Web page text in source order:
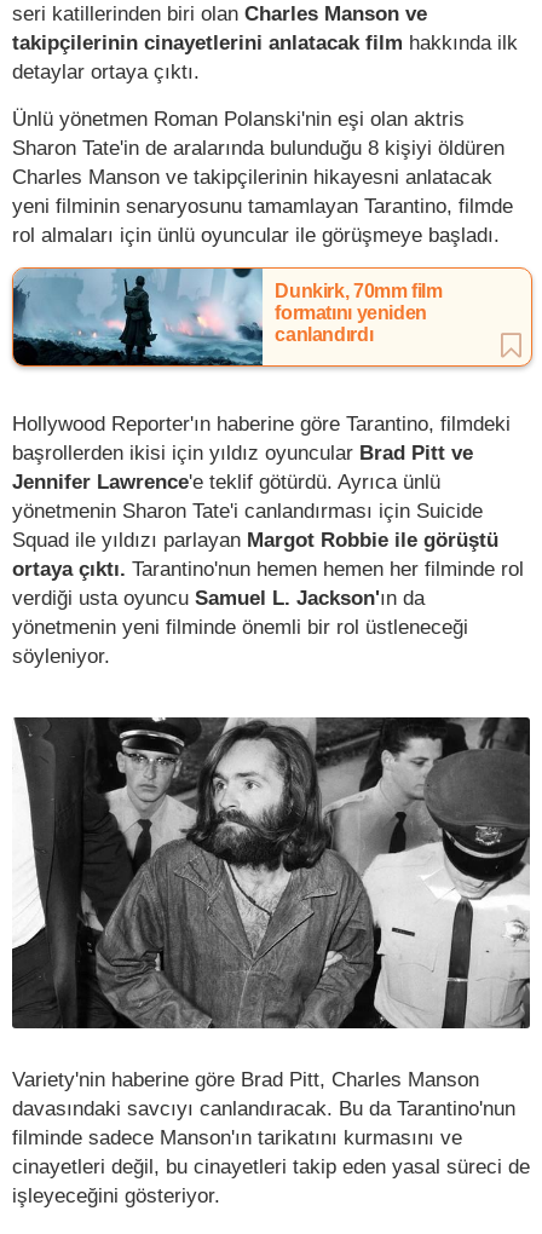
seri katillerinden biri olan Charles Manson ve
takipçilerinin cinayetlerini anlatacak film hakkında ilk
detaylar ortaya çıktı.
Ünlü yönetmen Roman Polanski'nin eşi olan aktris
Sharon Tate'in de aralarında bulunduğu 8 kişiyi öldüren
Charles Manson ve takipçilerinin hikayesni anlatacak
yeni filminin senaryosunu tamamlayan Tarantino, filmde
rol almaları için ünlü oyuncular ile görüşmeye başladı.
Dunkirk, 70mm film
formatını yeniden
canlandırdı
Hollywood Reporter'ın haberine göre Tarantino, filmdeki
başrollerden ikisi için yıldız oyuncular Brad Pitt ve
Jennifer Lawrence'e teklif götürdü. Ayrıca ünlü
yönetmenin Sharon Tate'i canlandırması için Suicide
Squad ile yıldızı parlayan Margot Robbie ile görüştü
ortaya çıktı. Tarantino'nun hemen hemen her filminde rol
verdiği usta oyuncu Samuel L. Jackson'ın da
yönetmenin yeni filminde önemli bir rol üstleneceği
söyleniyor.
Variety'nin haberine göre Brad Pitt, Charles Manson
davasındaki savcıyı canlandıracak. Bu da Tarantino'nun
filminde sadece Manson'ın tarikatını kurmasını ve
cinayetleri değil, bu cinayetleri takip eden yasal süreci de
işleyeceğini gösteriyor.